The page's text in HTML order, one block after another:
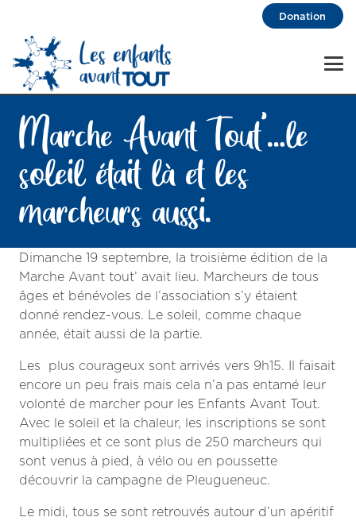
Donation
Marche Avant Tout’…le
soleil était là et les
marcheurs aussi.
Dimanche 19 septembre, la troisième édition de la
Marche Avant tout’ avait lieu. Marcheurs de tous
âges et bénévoles de l’association s’y étaient
donné rendez-vous. Le soleil, comme chaque
année, était aussi de la partie.
Les plus courageux sont arrivés vers 9h15. Il faisait
encore un peu frais mais cela n’a pas entamé leur
volonté de marcher pour les Enfants Avant Tout.
Avec le soleil et la chaleur, les inscriptions se sont
multipliées et ce sont plus de 250 marcheurs qui
sont venus à pied, à vélo ou en poussette
découvrir la campagne de Pleugueneuc.
Le midi, tous se sont retrouvés autour d’un apéritif